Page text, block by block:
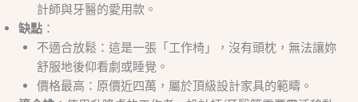
計師與牙醫的愛用款。
缺點 ：
不適合放鬆：這是一張「工作椅」，沒有頭枕，無法讓妳
舒服地後仰看劇或睡覺。
價格最高：原價近四萬，屬於頂級設計家具的範疇。